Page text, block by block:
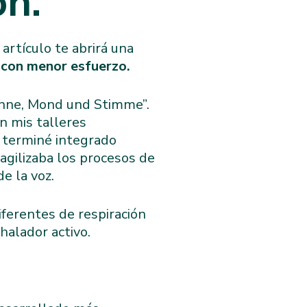
te abrirá una
menor esfuerzo.
Mond und Stimme”.
mis talleres
integrado
los procesos de
la voz.
de respiración
activo.